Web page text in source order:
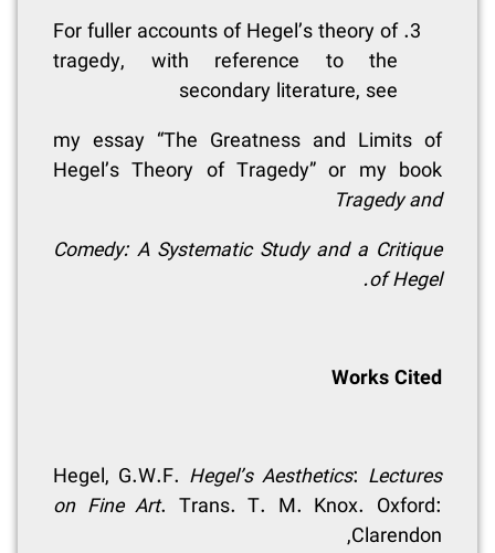
For fuller accounts of Hegel’s theory of
tragedy, with reference to the
secondary literature, see
my essay “The Greatness and Limits of
Hegel’s Theory of Tragedy” or my book
Tragedy and
Comedy: A Systematic Study and a Critique
of Hegel.
Works Cited
Hegel, G.W.F. Hegel’s Aesthetics: Lectures
on Fine Art. Trans. T. M. Knox. Oxford:
Clarendon,